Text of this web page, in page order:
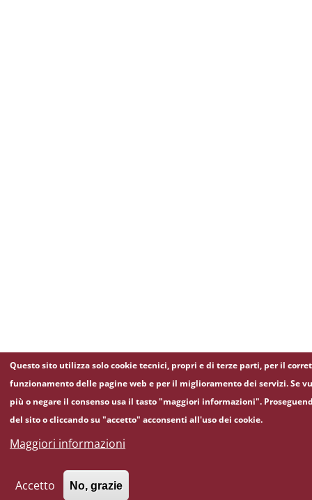
Questo sito utilizza solo cookie tecnici, propri e di terze parti, per il
funzionamento delle pagine web e per il miglioramento dei servizi. Se
più o negare il consenso usa il tasto "maggiori informazioni".
del sito o cliccando su "accetto" acconsenti all'uso dei cookie.
Maggiori informazioni
Accetto No, grazie